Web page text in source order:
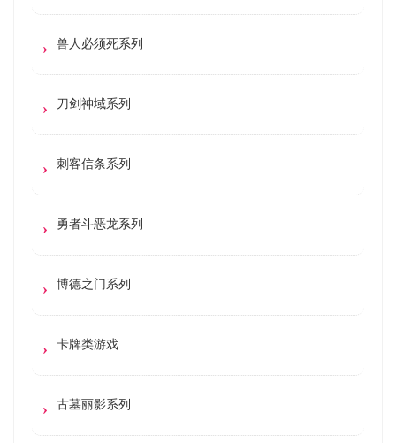
兽人必须死系列
刀剑神域系列
刺客信条系列
勇者斗恶龙系列
博德之门系列
卡牌类游戏
古墓丽影系列